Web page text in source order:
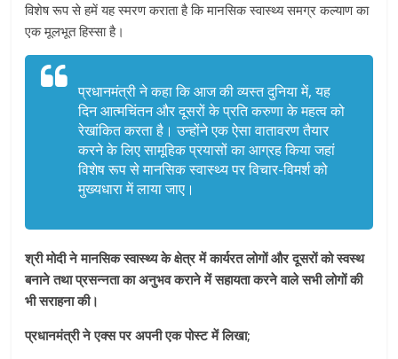
विशेष रूप से हमें यह स्‍मरण कराता है कि मानसिक स्वास्थ्य समग्र कल्याण का
एक मूलभूत हिस्सा है।
प्रधानमंत्री ने कहा कि आज की व्‍यस्‍त दुनिया में, यह
दिन आत्मचिंतन और दूसरों के प्रति करुणा के महत्व को
रेखांकित करता है। उन्होंने एक ऐसा वातावरण तैयार
करने के लिए सामूहिक प्रयासों का आग्रह किया जहां
विशेष रूप से मानसिक स्वास्थ्य पर विचार-विमर्श को
मुख्यधारा में लाया जाए।
श्री मोदी ने मानसिक स्वास्थ्य के क्षेत्र में कार्यरत लोगों और दूसरों को स्वस्थ
बनाने तथा प्रसन्‍नता का अनुभव कराने में सहायता करने वाले सभी लोगों की
भी सराहना की।
प्रधानमंत्री ने एक्स पर अपनी एक पोस्‍ट में लिखा;